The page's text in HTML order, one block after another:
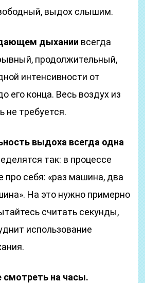
выдох слышим.
дыхании всегда
продолжительный,
интенсивности от
его конца. Весь воздух из
не требуется.
выдоха всегда одна
так: в процессе
про себя: «раз машина, два
На это нужно примерно
считать секунды,
использование
смотреть на часы.